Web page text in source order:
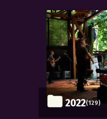
2022(129)